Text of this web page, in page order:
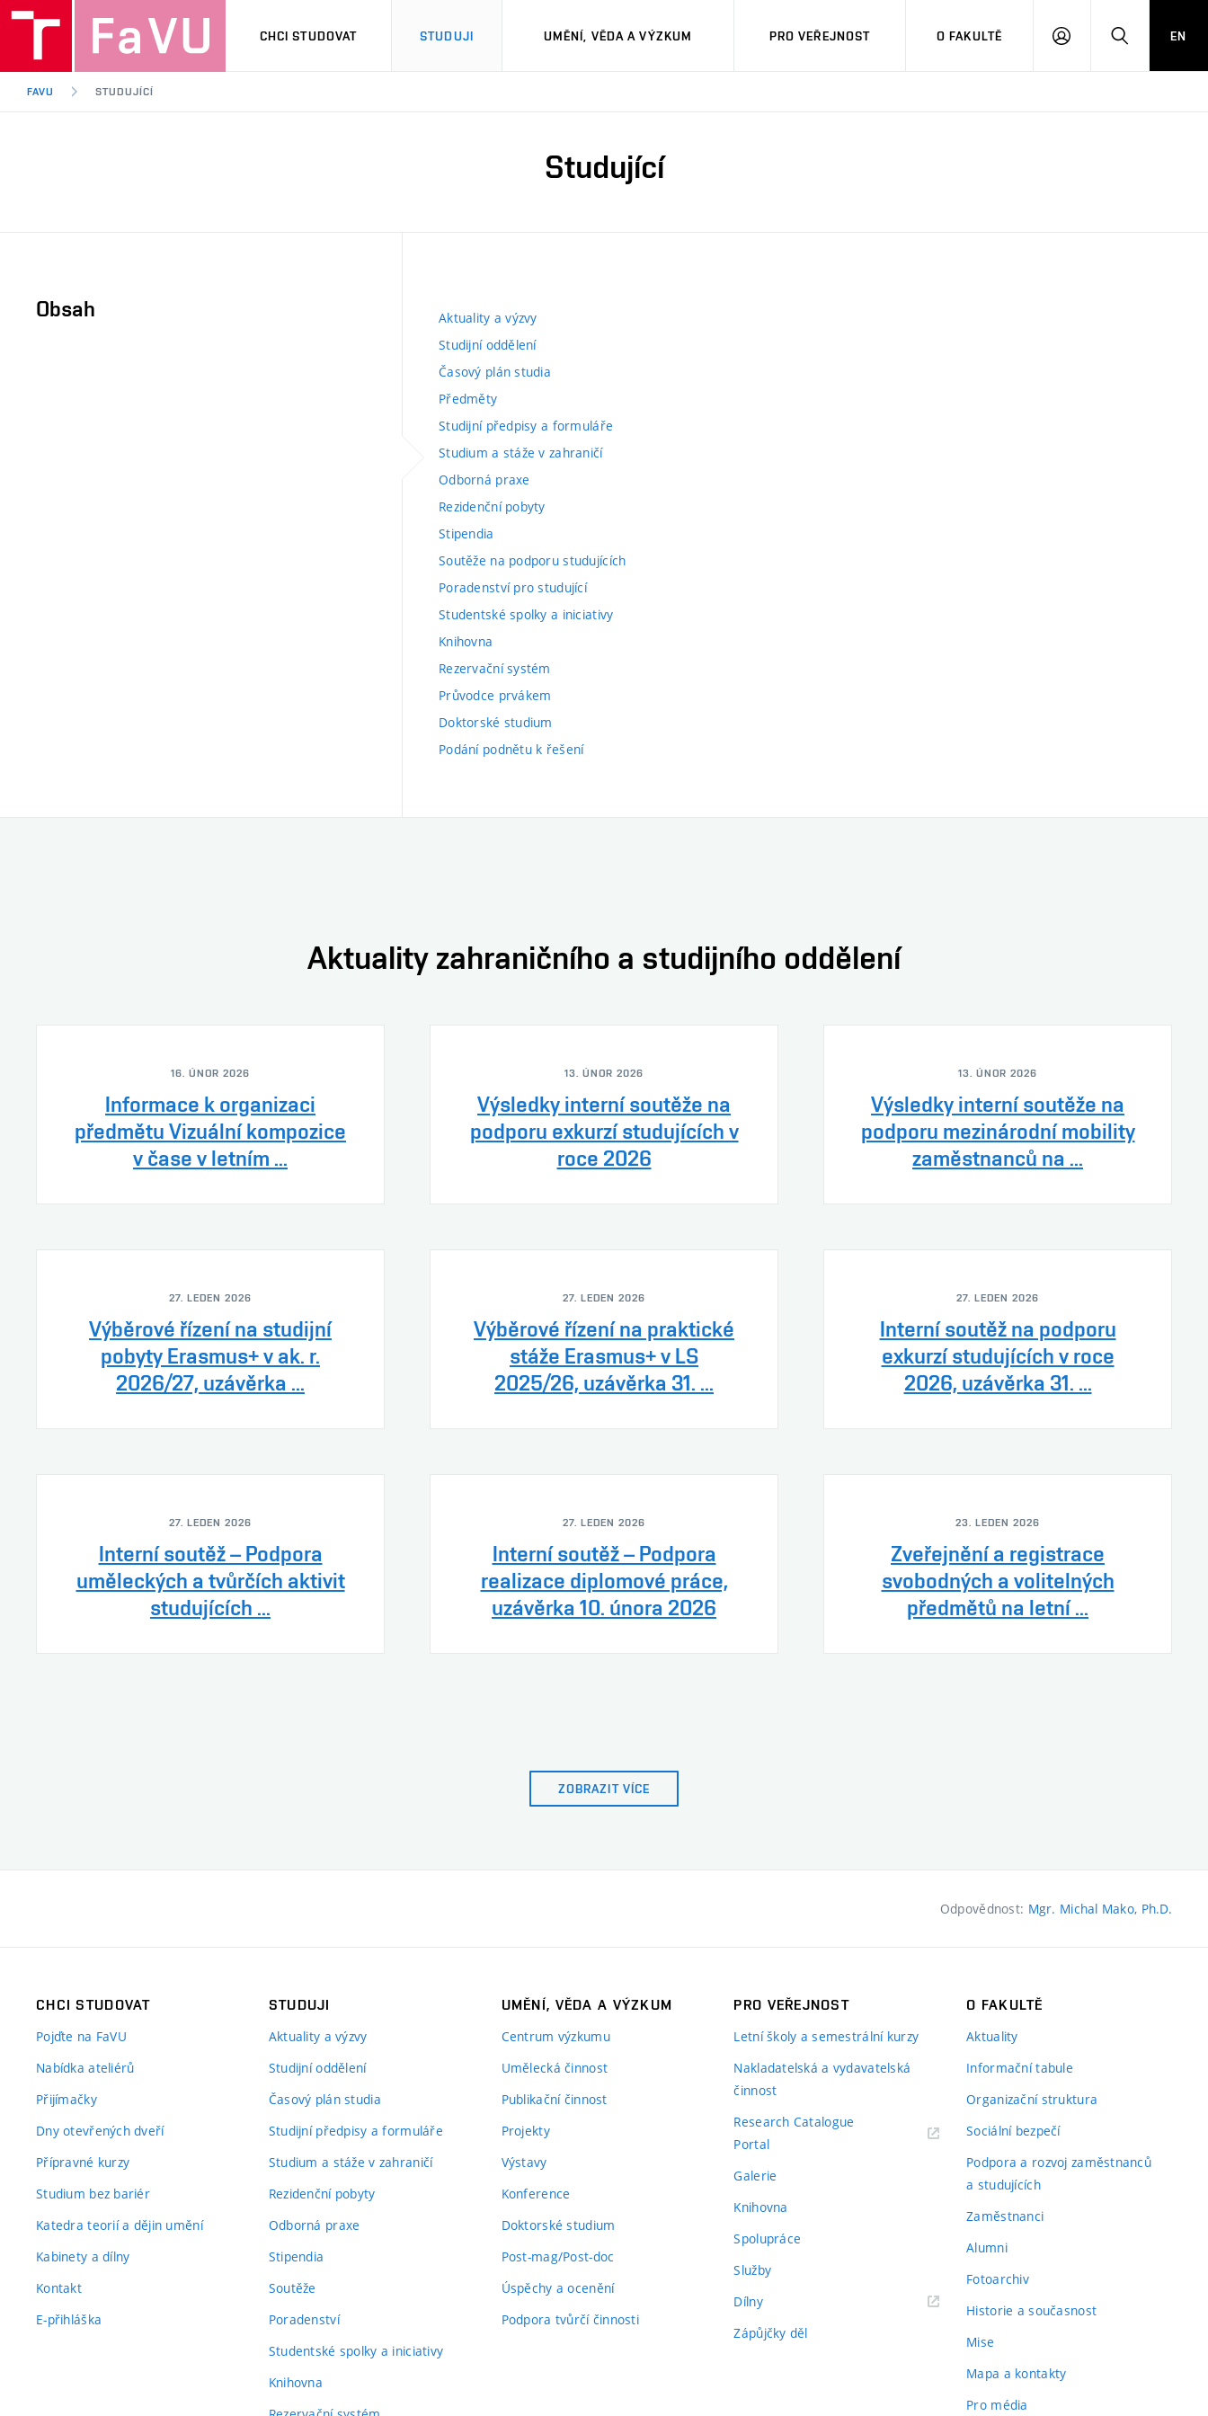
CHCI STUDOVAT STUDUJI UMĚNÍ, VĚDA A VÝZKUM PRO VEŘEJNOST O FAKULTĚ
PŘIHLÁSITHLEDAT
EN
FAVU STUDUJÍCÍ
Studující
Obsah
Aktuality a výzvy
Studijní oddělení
Časový plán studia
Předměty
Studijní předpisy a formuláře
Studium a stáže v zahraničí
Odborná praxe
Rezidenční pobyty
Stipendia
Soutěže na podporu studujících
Poradenství pro studující
Studentské spolky a iniciativy
Knihovna
Rezervační systém
Průvodce prvákem
Doktorské studium
Podání podnětu k řešení
Aktuality zahraničního a studijního oddělení
16. ÚNOR 2026
Informace k organizaci
předmětu Vizuální kompozice
v čase v letním ...
13. ÚNOR 2026
Výsledky interní soutěže na
podporu exkurzí studujících v
roce 2026
13. ÚNOR 2026
Výsledky interní soutěže na
podporu mezinárodní mobility
zaměstnanců na ...
27. LEDEN 2026
Výběrové řízení na studijní
pobyty Erasmus+ v ak. r.
2026/27, uzávěrka ...
27. LEDEN 2026
Výběrové řízení na praktické
stáže Erasmus+ v LS
2025/26, uzávěrka 31. ...
27. LEDEN 2026
Interní soutěž na podporu
exkurzí studujících v roce
2026, uzávěrka 31. ...
27. LEDEN 2026
Interní soutěž – Podpora
uměleckých a tvůrčích aktivit
studujících ...
27. LEDEN 2026
Interní soutěž – Podpora
realizace diplomové práce,
uzávěrka 10. února 2026
23. LEDEN 2026
Zveřejnění a registrace
svobodných a volitelných
předmětů na letní ...
ZOBRAZIT VÍCE
Odpovědnost: Mgr. Michal Mako, Ph.D.
CHCI STUDOVAT
Pojďte na FaVU
Nabídka ateliérů
Přijímačky
Dny otevřených dveří
Přípravné kurzy
Studium bez bariér
Katedra teorií a dějin umění
Kabinety a dílny
Kontakt
E-přihláška
STUDUJI
Aktuality a výzvy
Studijní oddělení
Časový plán studia
Studijní předpisy a formuláře
Studium a stáže v zahraničí
Rezidenční pobyty
Odborná praxe
Stipendia
Soutěže
Poradenství
Studentské spolky a iniciativy
Knihovna
UMĚNÍ, VĚDA A VÝZKUM
Centrum výzkumu
Umělecká činnost
Publikační činnost
Projekty
Výstavy
Konference
Doktorské studium
Post-mag/Post-doc
Úspěchy a ocenění
Podpora tvůrčí činnosti
PRO VEŘEJNOST
Letní školy a semestrální kurzy
Nakladatelská a vydavatelská
činnost
Research Catalogue
Portal
Galerie
Knihovna
Spolupráce
Služby
Dílny
Zápůjčky děl
O FAKULTĚ
Aktuality
Informační tabule
Organizační struktura
Sociální bezpečí
Podpora a rozvoj zaměstnanců
a studujících
Zaměstnanci
Alumni
Fotoarchiv
Historie a současnost
Mise
Mapa a kontakty
Pro média